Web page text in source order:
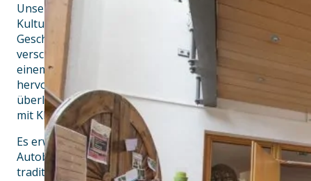
Unser Braugasthaus und Landhotel hat sich der
Kulturgut Bier und der Tradition verschrieben. Seit dem
Geschichte des Bierbrauens in unserem Haus wieder
verschiedene Biere in unserem Sortiment selbst. In
einem großen Teil regionale Produkte und verlassen
hervorragenden Lieferanten aus der Umgebung.
überlieferten Rezepten gekocht, ohne zu vergessen die
mit Kleinigkeiten der heutigen Zeit anzupassen.
Es erwartet Sie ein schönes Landhotel,
Autobahnen A7 und A8. In unseren gemütlichen
traditioneller bayerisch-schwäbischer Küche.